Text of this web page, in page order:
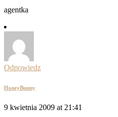
agentka
Odpowiedz
HoneyBunny
9 kwietnia 2009 at 21:41